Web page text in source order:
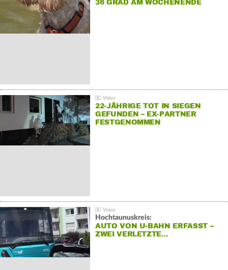
36 GRAD AM WOCHENENDE
22-JÄHRIGE TOT IN SIEGEN
GEFUNDEN – EX-PARTNER
FESTGENOMMEN
Hochtaunuskreis:
AUTO VON U-BAHN ERFASST –
ZWEI VERLETZTE…